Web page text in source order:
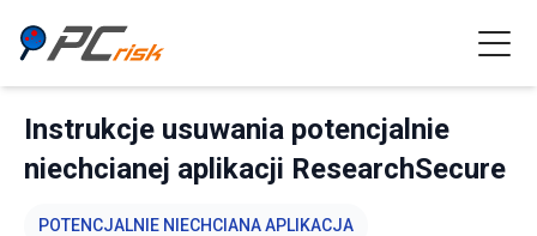
Instrukcje usuwania potencjalnie
niechcianej aplikacji ResearchSecure
POTENCJALNIE NIECHCIANA APLIKACJA